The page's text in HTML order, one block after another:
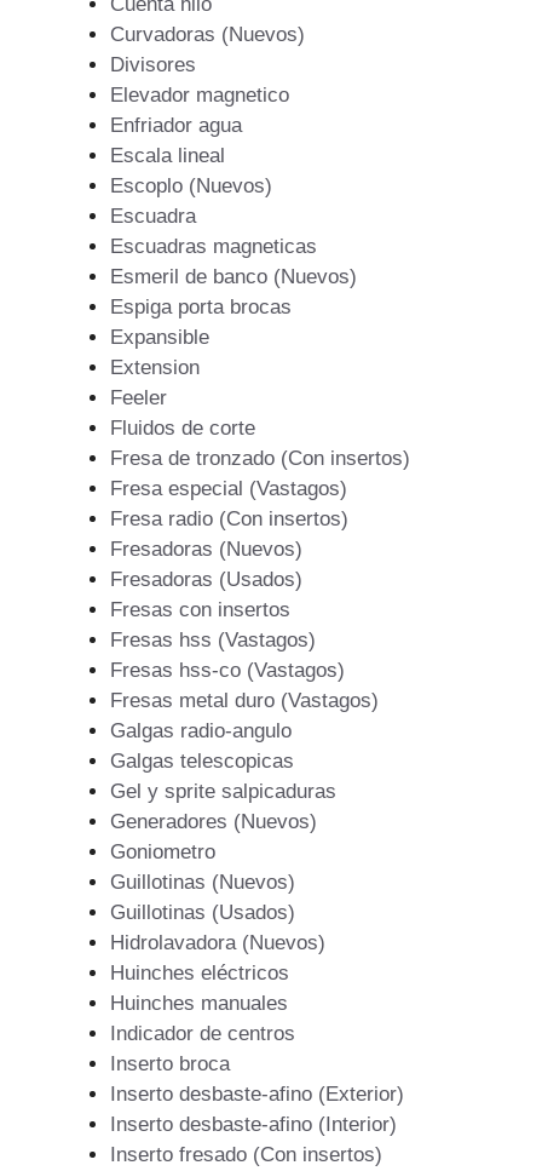
Curvadoras (Nuevos)
Divisores
Elevador magnetico
Enfriador agua
Escala lineal
Escoplo (Nuevos)
Escuadra
Escuadras magneticas
Esmeril de banco (Nuevos)
Espiga porta brocas
Expansible
Extension
Feeler
Fluidos de corte
Fresa de tronzado (Con insertos)
Fresa especial (Vastagos)
Fresa radio (Con insertos)
Fresadoras (Nuevos)
Fresadoras (Usados)
Fresas con insertos
Fresas hss (Vastagos)
Fresas hss-co (Vastagos)
Fresas metal duro (Vastagos)
Galgas radio-angulo
Galgas telescopicas
Gel y sprite salpicaduras
Generadores (Nuevos)
Goniometro
Guillotinas (Nuevos)
Guillotinas (Usados)
Hidrolavadora (Nuevos)
Huinches eléctricos
Huinches manuales
Indicador de centros
Inserto broca
Inserto desbaste-afino (Exterior)
Inserto desbaste-afino (Interior)
Inserto fresado (Con insertos)